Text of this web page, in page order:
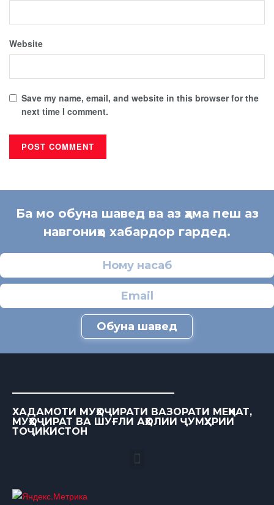
Website
Save my name, email, and website in this browser for the
next time I comment.
Ба мо обуна шавед ва аз ҳама пеш аз
навгониҳо хабардор гардед.
Обуна шавед
ХАДАМОТИ МУҲОҶИРАТИ ВАЗОРАТИ МЕҲНАТ,
МУҲОҶИРАТ ВА ШУҒЛИ АҲОЛИИ ҶУМҲУРИИ
ТОҶИКИСТОН